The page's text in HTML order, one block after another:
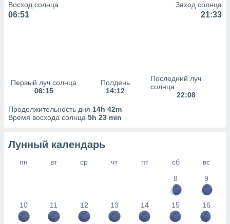
Восход солнца
06:51
Заход солнца
21:33
Первый луч солнца
06:15
Полдень
14:12
Последний луч
солнца
22:08
Продолжительность дня 14h 42m
Время восхода солнца 5h 23 min
Лунный календарь
пн вт ср чт пт сб
вс
8
9
10 11 12 13 14 15 16